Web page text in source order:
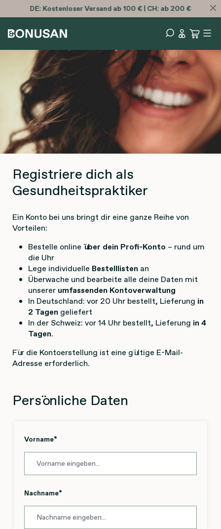
DE: KostenloserVersand ab 100 € | CH: ab 200 €
Registriere dich als
Gesundheitspraktiker
Ein Konto bei uns bringt dir eine ganze Reihe von
Vorteilen:
Bestelle online über dein Profi-Konto – rund um
die Uhr
Lege individuelle Bestelllisten an
Überwache und bearbeite alle deine Daten mit
unserer umfassenden Kontoverwaltung
In Deutschland: vor 20 Uhr bestellt, Lieferung in
2 Tagen geliefert
In der Schweiz: vor 14 Uhr bestellt, Lieferung in 4
Tagen.
Für die Kontoerstellung ist eine gültige E-Mail-
Adresse erforderlich.
Persönliche Daten
Vorname*
Nachname*